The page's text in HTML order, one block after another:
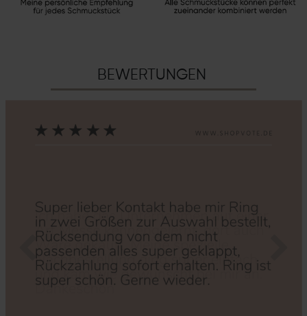
BEWERTUNGEN
Zurück